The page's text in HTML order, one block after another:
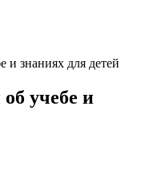
и знаниях для детей
учебе и